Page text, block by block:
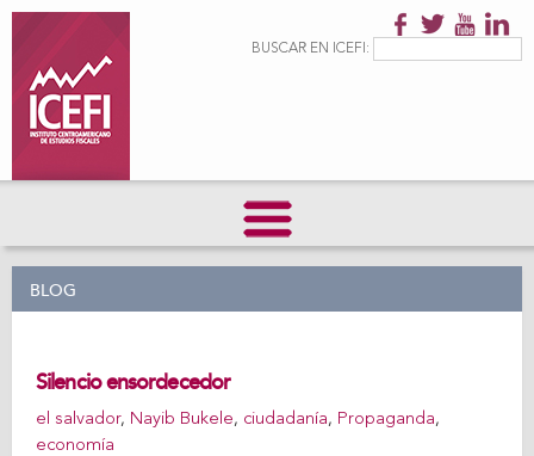
principalFormulario de
BUSCAR EN ICEFI:
BLOG
Silencio ensordecedor
el salvador, Nayib Bukele, ciudadanía, Propaganda,
economía